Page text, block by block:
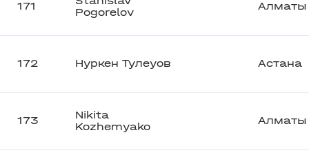
171
Pogorelov
Алматы
172 Нуркен Тулеуов Астана
173
Nikita
Kozhemyako
Алматы